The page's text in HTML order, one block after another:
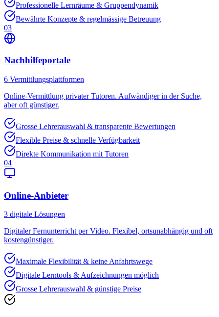
Professionelle Lernräume & Gruppendynamik
Bewährte Konzepte & regelmässige Betreuung
03
Nachhilfeportale
6 Vermittlungsplattformen
Online-Vermittlung privater Tutoren. Aufwändiger in der Suche,
aber oft günstiger.
Grosse Lehrerauswahl & transparente Bewertungen
Flexible Preise & schnelle Verfügbarkeit
Direkte Kommunikation mit Tutoren
04
Online-Anbieter
3 digitale Lösungen
Digitaler Fernunterricht per Video. Flexibel, ortsunabhängig und oft
kostengünstiger.
Maximale Flexibilität & keine Anfahrtswege
Digitale Lerntools & Aufzeichnungen möglich
Grosse Lehrerauswahl & günstige Preise